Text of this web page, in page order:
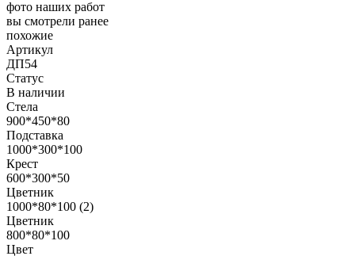
фото наших работ
вы смотрели ранее
похожие
Артикул
ДП54
Статус
В наличии
Стела
900*450*80
Подставка
1000*300*100
Крест
600*300*50
Цветник
1000*80*100 (2)
Цветник
800*80*100
Цвет